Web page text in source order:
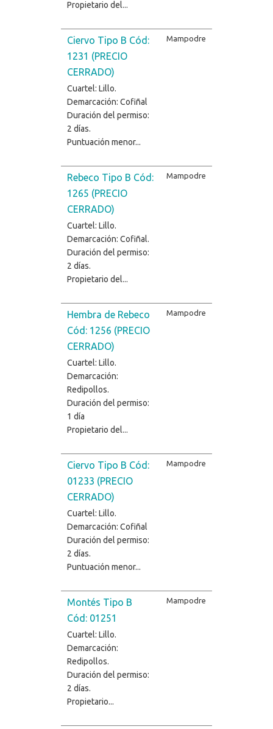
Propietario del...
Ciervo Tipo B Cód:
1231 (PRECIO
CERRADO)
Cuartel: Lillo.
Demarcación: Cofiñal
Duración del permiso:
2 días.
Puntuación menor...
Mampodre
Rebeco Tipo B Cód:
1265 (PRECIO
CERRADO)
Cuartel: Lillo.
Demarcación: Cofiñal.
Duración del permiso:
2 días.
Propietario del...
Mampodre
Hembra de Rebeco
Cód: 1256 (PRECIO
CERRADO)
Cuartel: Lillo.
Demarcación:
Redipollos.
Duración del permiso:
1 día
Propietario del...
Mampodre
Ciervo Tipo B Cód:
01233 (PRECIO
CERRADO)
Cuartel: Lillo.
Demarcación: Cofiñal
Duración del permiso:
2 días.
Puntuación menor...
Mampodre
Montés Tipo B
Cód: 01251
Cuartel: Lillo.
Demarcación:
Redipollos.
Duración del permiso:
2 días.
Propietario...
Mampodre